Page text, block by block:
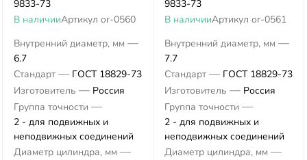
9833-73
В наличииАртикул or-0560
Внутренний диаметр, мм —
6.7
Стандарт — ГОСТ 18829-73
Изготовитель — Россия
Группа точности —
2 - для подвижных и
неподвижных соединений
Диаметр цилиндра, мм —
9833-73
В наличииАртикул or-0561
Внутренний диаметр, мм —
7.7
Стандарт — ГОСТ 18829-73
Изготовитель — Россия
Группа точности —
2 - для подвижных и
неподвижных соединений
Диаметр цилиндра, мм —